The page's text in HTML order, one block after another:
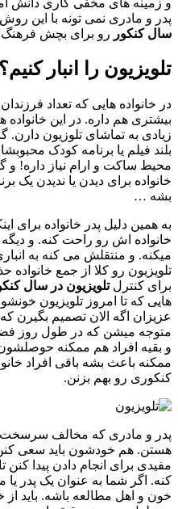
پدر و مادری نمی تونه با این
سال کنکور رو برای بچش
تلویزیون را انبار
در خانواده هایی که تعداد
بیشتری هم داره. در این خانواده
زیادی به تماشای تلوزیون
بلند فیلم یا برنامه کودک
محیط ساکت و ارام نیاز داره! و
خانواده برای دیدن یا ندیدن یک
بشه …
به همین دلیل پدر خانواده
خانواده اش رو راحت کنه. و
میکنه. و منتقلش می کنه به
تلویزیون رو کلا از جمع
برای کنترلتلویزیون در سال
هایی که تا امروز تلویزیون
عزیزان اگه الان تصمیم بگیرن
متوجه میشن که در طول روز
و بقیه افراد هم ممکنه
ممکنه باعث بشه باقی افراد
کنکوری رو بهم بزنن.
پدر و مادری که مخالف
هستن. هم خودشون باید سعی
مفیدی برای انجام دادن پیدا
کنه. اگر شما به عنوان یک پدر
خون و اهل مطالعه باشه. باید